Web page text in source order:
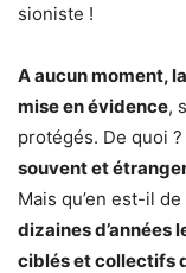
sioniste !
A aucun moment,
mise en évidence,
protégés. De quoi ?
souvent et
Mais qu’en est-il de
dizaines d’années
ciblés et collectifs